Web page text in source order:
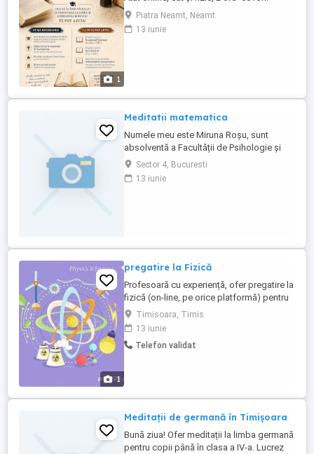
1
Piatra Neamt, Neamt
13 iunie
Meditatii matematica
Numele meu este Miruna Roșu, sunt
absolventă a Facultății de Psihologie și
am experiență de lucru cu copii, inclusiv
cu copii cu autism și alte nevoi
educaționale speciale. De câțiva ani ofer
Sector 4, Bucuresti
13 iunie
1
pregatire la Fizică
Profesoară cu experiență, ofer pregatire la
fizică (on-line, pe orice platformă) pentru
gimnaziu, bacalaureat și admitere la
facultate, recuperare și înțelegere materie,
diverse. Nu răspund decât telefonic!
Timisoara, Timis
13 iunie
Telefon validat
Meditații de germană în Timișoara
Bună ziua! Ofer meditații la limba germană
pentru copii până în clasa a IV-a. Lucrez